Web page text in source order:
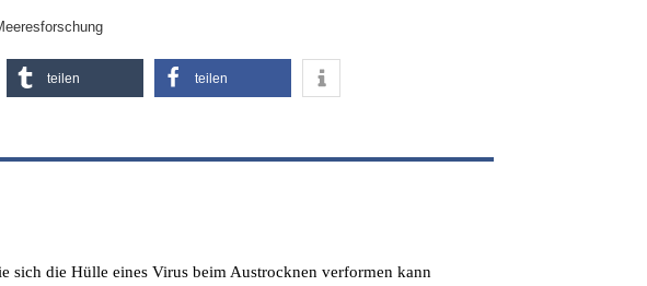
teilen teilen
sich die Hülle eines Virus beim Austrocknen verformen kann